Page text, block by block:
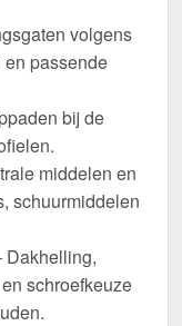
volgens
passende
bij de
middelen en
schuurmiddelen
Dakhelling,
schroefkeuze